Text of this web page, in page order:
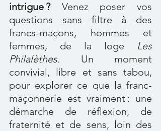
intrigue ? Venez poser vos
questions sans filtre à des
francs-maçons, hommes et
femmes, de la loge Les
Philalèthes. Un moment
convivial, libre et sans tabou,
pour explorer ce que la franc-
maçonnerie est vraiment : une
démarche de réflexion, de
fraternité et de sens, loin des